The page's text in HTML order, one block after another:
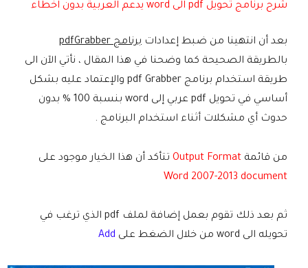
شرح برنامج تحويل pdf الى word يدعم العربية بدون اخطاء
بعد أن انتهينا من ضبط إعداداتبرنامج pdfGrabber
بالطريقة الصحيحة كما وضحنا في هذا المقال ، نأتي الآن الى
طريقة استخدام برنامج pdf Grabber والإعتماد عليه بشكل
أساسي في تحويل pdf عربي إلى word بنسبة 100 % بدون
حدوث أي مشكلات أثناء استخدام البرنامج .
من قائمةOutput Formatتتأكد أن هذا الخيار موجود على
Word 2007-2013 document
ثم بعد ذلك تقوم بعمل إضافة لملف pdf الذي ترغب في
تحويله الى word من خلال الضغط على
Add